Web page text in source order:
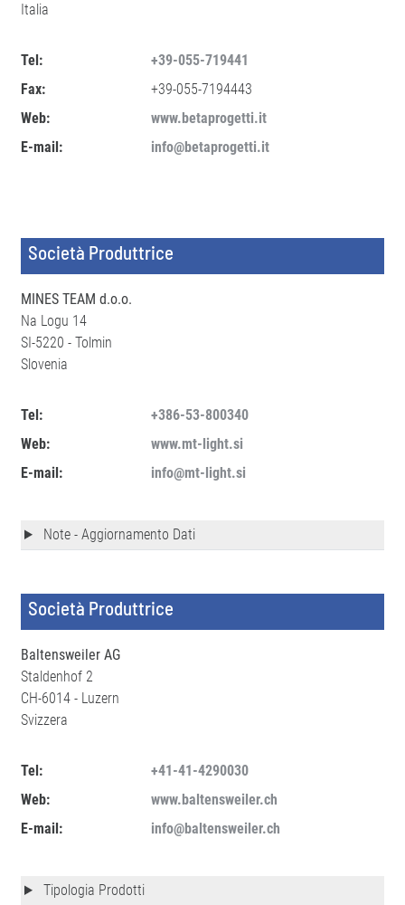
Italia
Tel:
+39-055-719441
Fax:
+39-055-7194443
Web:
www.betaprogetti.it
E-mail:
info@betaprogetti.it
Società Produttrice
MINES TEAM d.o.o.
Na Logu 14
SI-5220 - Tolmin
Slovenia
Tel:
+386-53-800340
Web:
www.mt-light.si
E-mail:
info@mt-light.si
Note - Aggiornamento Dati
Società Produttrice
Baltensweiler AG
Staldenhof 2
CH-6014 - Luzern
Svizzera
Tel:
+41-41-4290030
Web:
www.baltensweiler.ch
E-mail:
info@baltensweiler.ch
Tipologia Prodotti